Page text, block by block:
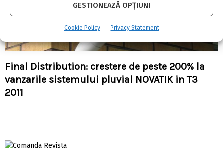
GESTIONEAZĂ OPȚIUNI
Cookie Policy Privacy Statement
Final Distribution: crestere de peste 200% la
vanzarile sistemului pluvial NOVATIK in T3
2011